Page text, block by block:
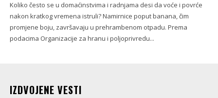
Koliko često se u domaćinstvima i radnjama desi da voće i povrće
nakon kratkog vremena istruli? Namirnice poput banana, čim
promjene boju, završavaju u prehrambenom otpadu. Prema
podacima Organizacije za hranu i poljoprivredu...
IZDVOJENE VESTI